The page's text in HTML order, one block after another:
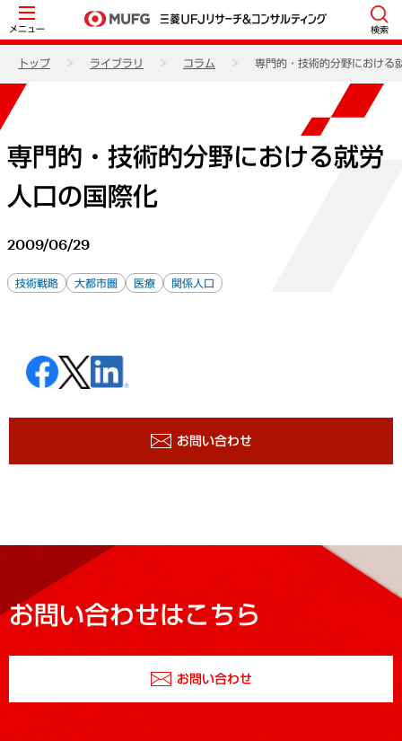
メニュー 検索
トップ ライブラリ コラム 専門的・技術的分野における
専門的・技術的分野における就労
人口の国際化
2009/06/29
技術戦略 大都市圏 医療 関係人口
お問い合わせ
お問い合わせはこちら
お問い合わせ